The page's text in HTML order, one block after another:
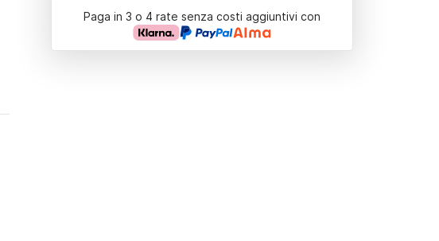
Paga in 3 o 4 rate senza costi aggiuntivi con